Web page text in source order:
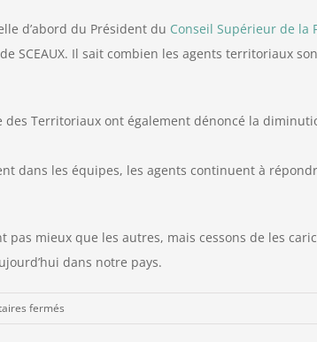
d’abord du Président du Conseil Supérieur de la
SCEAUX. Il sait combien les agents territoriaux
Territoriaux ont également dénoncé la
dans les équipes, les agents continuent à
mieux que les autres, mais cessons de les
dans notre pays.
fermés